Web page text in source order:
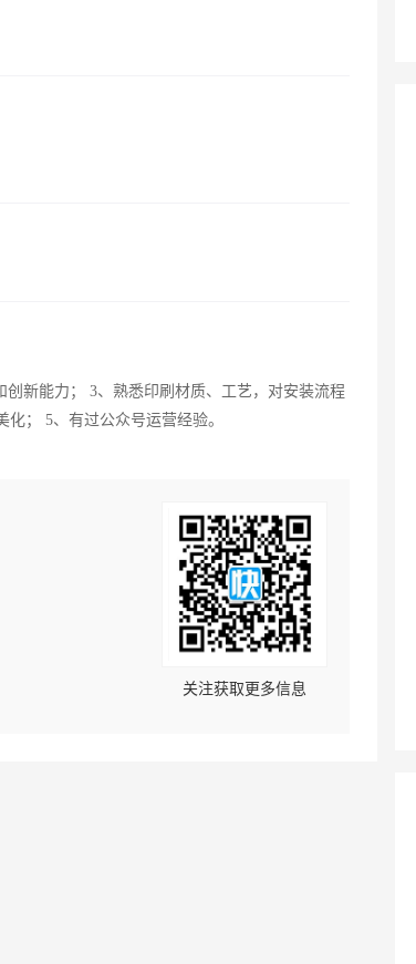
创新能力； 3、熟悉印刷材质、工艺，对安装流程
； 5、有过公众号运营经验。
关注获取更多信息